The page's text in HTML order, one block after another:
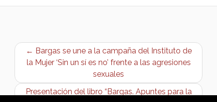
← Bargas se une a la campaña del Instituto de
la Mujer ‘Sin un sí es no’ frente a las agresiones
sexuales
Presentación del libro “Bargas. Apuntes para la